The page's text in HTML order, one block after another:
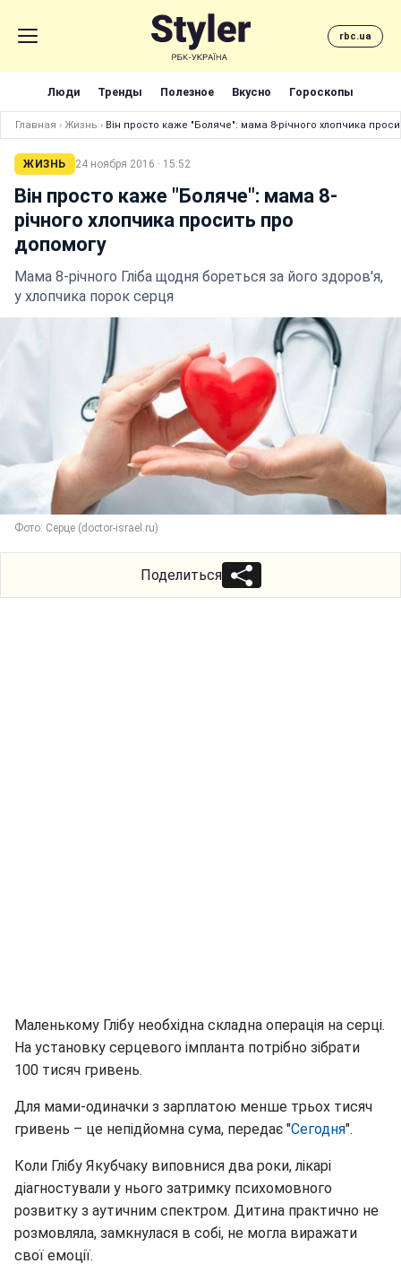
rbc.ua
Люди Тренды Полезное Вкусно Гороскопы
Главная › Жизнь › Він просто каже "Боляче": мама 8-річного хлопчика
ЖИЗНЬ 24 ноября 2016 · 15:52
Він просто каже "Боляче": мама 8-
річного хлопчика просить про
допомогу
Мама 8-річного Гліба щодня бореться за його здоров'я,
у хлопчика порок серця
Фото: Серце (doctor-israel.ru)
Поделиться
Маленькому Глібу необхідна складна операція на серці.
На установку серцевого імпланта потрібно зібрати
100 тисяч гривень.
Для мами-одиначки з зарплатою менше трьох тисяч
гривень – це непідйомна сума, передає "Сегодня".
Коли Глібу Якубчаку виповнися два роки, лікарі
діагностували у нього затримку психомовного
розвитку з аутичним спектром. Дитина практично не
розмовляла, замкнулася в собі, не могла виражати
свої емоції.